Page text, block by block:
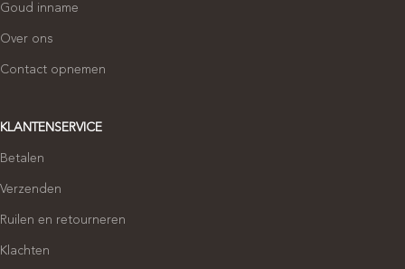
Goud inname
Over ons
Contact opnemen
KLANTENSERVICE
Betalen
Verzenden
Ruilen en retourneren
Klachten